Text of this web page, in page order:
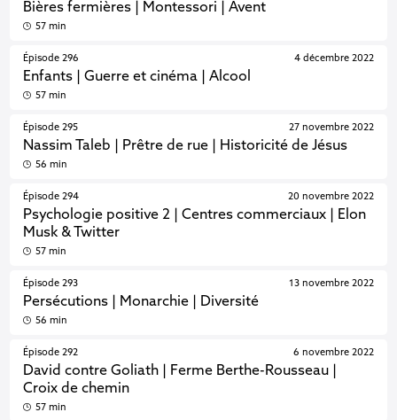
Bières fermières | Montessori | Avent
57 min
Épisode 296
Enfants | Guerre et cinéma | Alcool
4 décembre 2022
57 min
Épisode 295
Nassim Taleb | Prêtre de rue | Historicité de Jésus
27 novembre 2022
56 min
Épisode 294
Psychologie positive 2 | Centres commerciaux | Elon
Musk & Twitter
20 novembre 2022
57 min
Épisode 293
Persécutions | Monarchie | Diversité
13 novembre 2022
56 min
Épisode 292
David contre Goliath | Ferme Berthe-Rousseau |
Croix de chemin
6 novembre 2022
57 min